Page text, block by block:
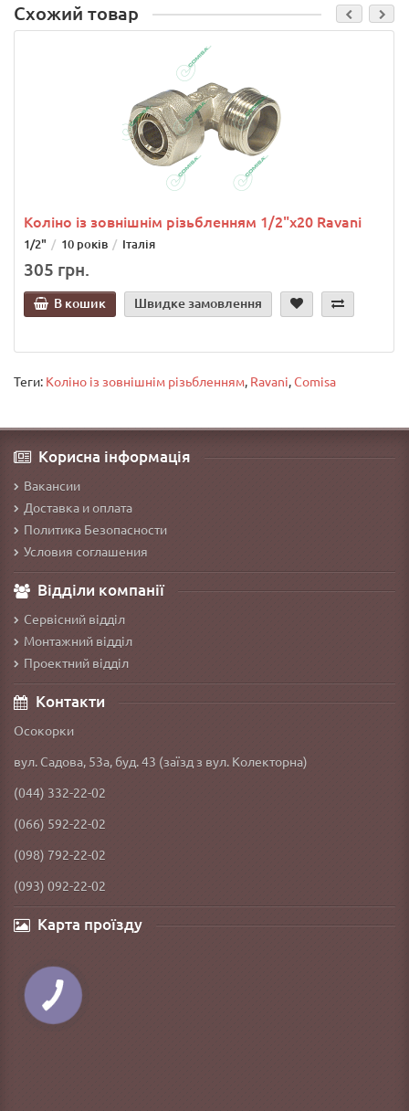
Схожий товар
Коліно із зовнішнім різьбленням 1/2"х20 Ravani
1/2" 10 років Італія
305 грн.
В кошик Швидке замовлення
Теги: Коліно із зовнішнім різьбленням, Ravani,Comisa
Корисна інформація
Вакансии
Доставка и оплата
Политика Безопасности
Условия соглашения
Відділи компанії
Сервісний відділ
Монтажний відділ
Проектний відділ
Контакти
Осокорки
вул. Садова, 53а, буд. 43 (заїзд з вул. Колекторна)
(044) 332-22-02
(066) 592-22-02
(098) 792-22-02
(093) 092-22-02
Карта проїзду
КНОПКА
ЗВ'ЯЗКУ